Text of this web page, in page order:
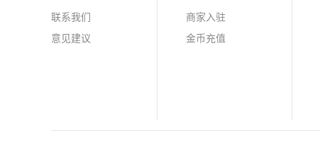
联系我们
意见建议
商家入驻
金币充值